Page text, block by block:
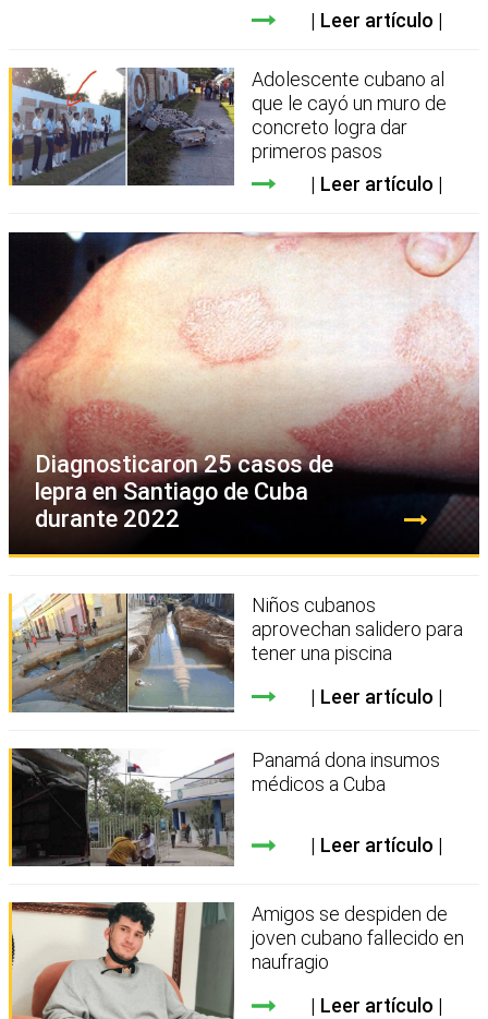
Leer artículo
Adolescente cubano al
que le cayó un muro de
concreto logra dar
primeros pasos
Leer artículo
Diagnosticaron 25 casos de
lepra en Santiago de Cuba
durante 2022
Niños cubanos
aprovechan salidero para
tener una piscina
Leer artículo
Panamá dona insumos
médicos a Cuba
Leer artículo
Amigos se despiden de
joven cubano fallecido en
naufragio
Leer artículo